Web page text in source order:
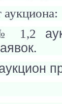
аукциона:
1,2
.